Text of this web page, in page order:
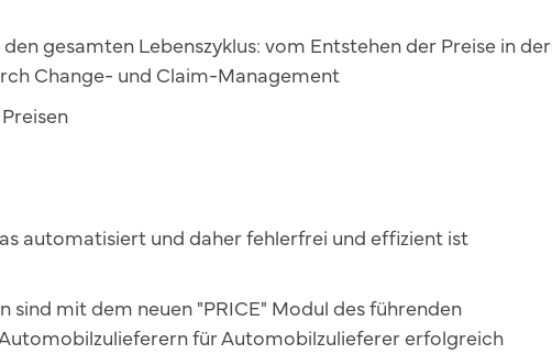
gesamten Lebenszyklus: vom Entstehen der Preise in der
Change- und Claim-Management
automatisiert und daher fehlerfrei und effizient ist
mit dem neuen "PRICE" Modul des führenden
für Automobilzulieferer erfolgreich